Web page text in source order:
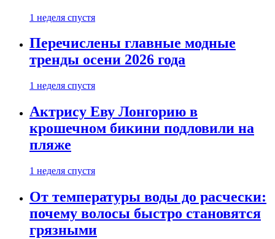
1 неделя спустя
Перечислены главные модные
тренды осени 2026 года
1 неделя спустя
Актрису Еву Лонгорию в
крошечном бикини подловили на
пляже
1 неделя спустя
От температуры воды до расчески:
почему волосы быстро становятся
грязными